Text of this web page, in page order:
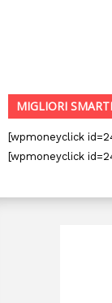
MIGLIORI
[wpmoneyclick
[wpmoneyclick